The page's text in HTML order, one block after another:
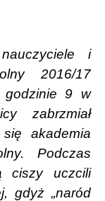
i
2016/17
godzinie 9 w
zabrzmiał
się
akademia
Podczas
ciszy uczcili
gdyż „naród